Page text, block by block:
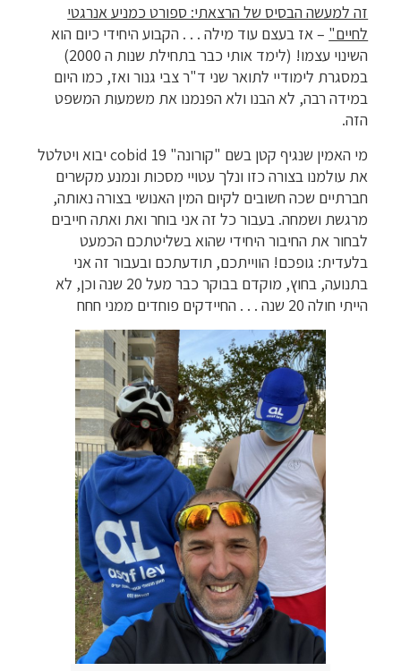
זה למעשה הבסיס של הרצאתי: ספורט כמניע אנרגטי
לחיים" – אז בעצם עוד מילה . . . הקבוע היחידי כיום הוא
השינוי עצמו! (לימד אותי כבר בתחילת שנות ה 2000)
במסגרת לימודיי לתואר שני ד"ר צבי גנור ואז, כמו היום
במידה רבה, לא הבנו ולא הפנמנו את משמעות המשפט
הזה.
מי האמין שנגיף קטן בשם "קורונה" cobid 19 יבוא ויטלטל
את עולמנו בצורה כזו ונלך עטויי מסכות ונמנע מקשרים
חברתיים שכה חשובים לקיום המין האנושי בצורה נאותה,
מרגשת ושמחה. בעבור כל זה אני בוחר ואת ואתה חייבים
לבחור את החיבור היחידי שהוא בשליטתכם הכמעט
בלעדית: גופכם! הווייתכם, תודעתכם ובעבור זה אני
בתנועה, בחוץ, מוקדם בבוקר כבר מעל 20 שנה וכן, לא
הייתי חולה 20 שנה . . . החיידקים פוחדים ממני חחח